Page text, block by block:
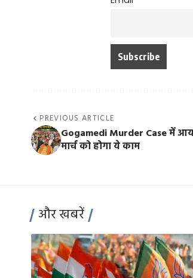
PREVIOUS ARTICLE
Gogamedi Murder Case में
मार्च को होगा ये काम
और खबरें